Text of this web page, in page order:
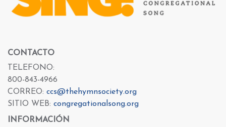
CONTACTO
TELEFONO:
800-843-4966
CORREO: ccs@thehymnsociety.org
SITIO WEB: congregationalsong.org
INFORMACIÓN